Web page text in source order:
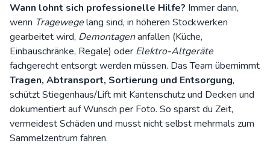
Wann lohnt sich professionelle Hilfe? Immer dann,
wenn Tragewegelang sind, in höheren Stockwerken
gearbeitet wird, Demontagenanfallen (Küche,
Einbauschränke, Regale) oder Elektro-Altgeräte
fachgerecht entsorgt werden müssen. Das Team übernimmt
Tragen, Abtransport, Sortierung und Entsorgung,
schützt Stiegenhaus/Lift mit Kantenschutz und Decken und
dokumentiert auf Wunsch per Foto. So sparst du Zeit,
vermeidest Schäden und musst nicht selbst mehrmals zum
Sammelzentrum fahren.